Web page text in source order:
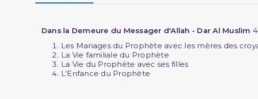
Dans la Demeure du Messager d'Allah - Dar Al Muslim
Les Mariages du Prophète avec les mères des
La Vie familiale du Prophète
La Vie du Prophète avec ses filles
L'Enfance du Prophète